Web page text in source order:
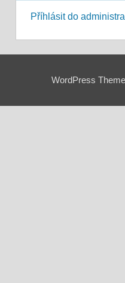
Příhlásit do
WordPress